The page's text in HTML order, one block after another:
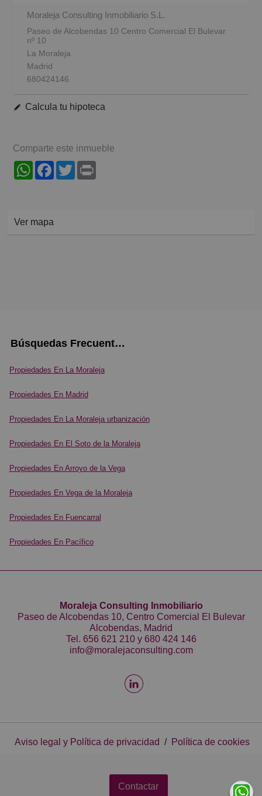
Moraleja Consulting Inmobiliario S.L.
Paseo de Alcobendas 10 Centro Comercial El Bulevar
nº 10
La Moraleja
Madrid
680424146
Contactar
Calcula tu hipoteca
Comparte este inmueble
WhatsAppFacebook
Twitter
Ver mapa
Búsquedas Frecuentes
Propiedades En La Moraleja
Propiedades En Madrid
Propiedades En La Moraleja urbanización
Propiedades En El Soto de la Moraleja
Propiedades En Arroyo de la Vega
Propiedades En Vega de la Moraleja
Propiedades En Fuencarral
Propiedades En Pacífico
Moraleja Consulting Inmobiliario
Paseo de Alcobendas 10, Centro Comercial El Bulevar
Alcobendas, Madrid
Tel. 656 621 210y 680 424 146
info@moralejaconsulting.com
Aviso legal y Política de privacidad / Política de cookies